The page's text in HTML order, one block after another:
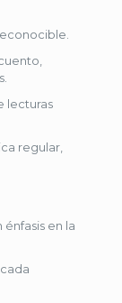
lecturas
regular,
énfasis en la